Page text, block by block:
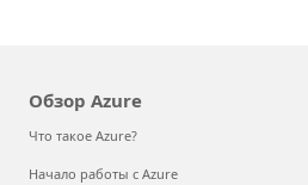
Обзор Azure
Что такое Azure?
Начало работы с Azure